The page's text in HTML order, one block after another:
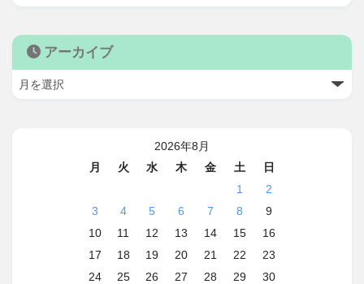
アーカイブ
2026年8月
月
火 水 木 金 土
日
1
2
3
4 5 6 7 8
9
10
11 12 13 14 15
16
17
18 19 20 21 22
23
24
25 26 27 28 29
30